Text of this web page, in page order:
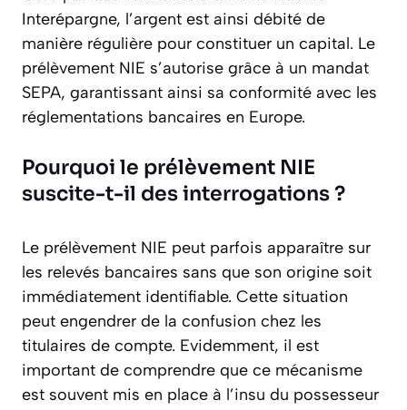
Interépargne, l’argent est ainsi débité de
manière régulière pour constituer un capital. Le
prélèvement NIE s’autorise grâce à un mandat
SEPA, garantissant ainsi sa conformité avec les
réglementations bancaires en Europe.
Pourquoi le prélèvement NIE
suscite-t-il des interrogations ?
Le prélèvement NIE peut parfois apparaître sur
les relevés bancaires sans que son origine soit
immédiatement identifiable. Cette situation
peut engendrer de la confusion chez les
titulaires de compte. Evidemment, il est
important de comprendre que ce mécanisme
est souvent mis en place à l’insu du possesseur